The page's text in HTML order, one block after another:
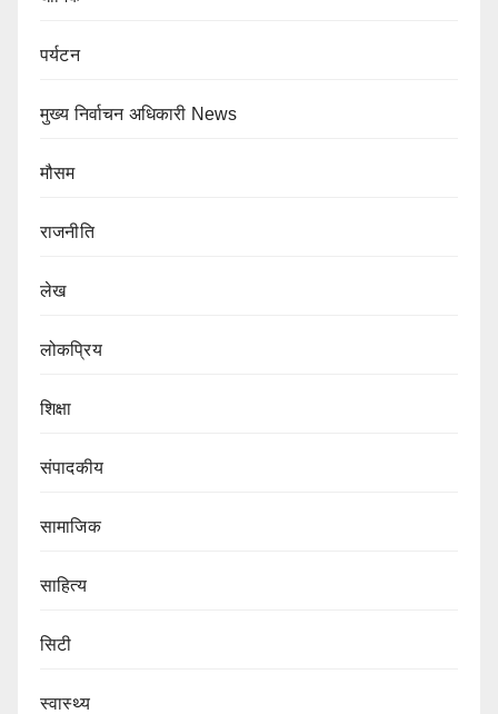
पर्यटन
मुख्य निर्वाचन अधिकारी News
मौसम
राजनीति
लेख
लोकप्रिय
शिक्षा
संपादकीय
सामाजिक
साहित्य
सिटी
स्वास्थ्य